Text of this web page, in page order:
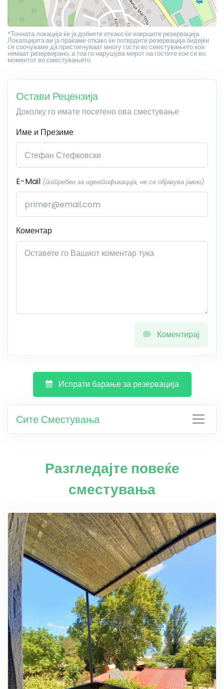
*Точната локација ќе ја добиете откако ќе извршите резервација.
Локалцијата ви ја праќаме откако ќе потврдите резервација бидејќи
се соочуваме да пристигнуваат многу гости во сместувањето кои
немаат резервирано, а тоа го нарушува мирот на гостите кои се во
моментот во сместувањето.
Остави Рецензија
Доколку го имате посетено ова сместување
Име и Презиме
E-Mail (потребен за идентификација, не се објавува јавно)
Коментар
Коментирај
Испрати барање за резервација
Сите Сместувања
Разгледајте повеќе
сместувања